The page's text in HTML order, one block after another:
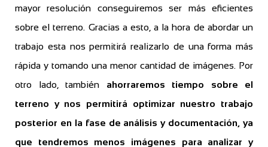
mayor resolución conseguiremos ser más eficientes
sobre el terreno. Gracias a esto, a la hora de abordar un
trabajo esta nos permitirá realizarlo de una forma más
rápida y tomando una menor cantidad de imágenes. Por
otro lado, también ahorraremos tiempo sobre el
terreno y nos permitirá optimizar nuestro trabajo
posterior en la fase de análisis y documentación, ya
que tendremos menos imágenes para analizar y